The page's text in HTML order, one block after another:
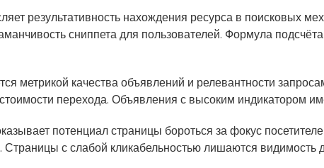
результативность нахождения ресурса в поисковых
сниппета для пользователей. Формула
метрикой качества объявлений и релевантности
перехода. Объявления с высоким индикатором
потенциал страницы бороться за фокус
с слабой кликабельностью лишаются видимость